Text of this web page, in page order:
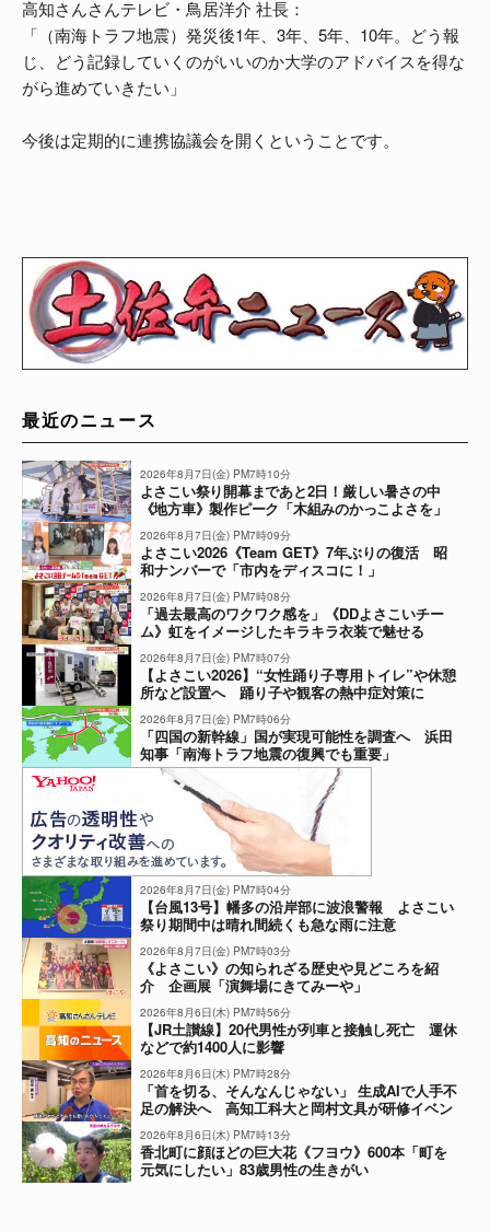
高知さんさんテレビ・鳥居洋介 社長：
「（南海トラフ地震）発災後1年、3年、5年、10年。どう報
じ、どう記録していくのがいいのか大学のアドバイスを得な
がら進めていきたい」
今後は定期的に連携協議会を開くということです。
最近のニュース
2026年8月7日(金) PM7時10分
よさこい祭り開幕まであと2日！厳しい暑さの中
《地方車》製作ピーク「木組みのかっこよさを」
2026年8月7日(金) PM7時09分
よさこい2026《Team GET》7年ぶりの復活 昭
和ナンバーで「市内をディスコに！」
2026年8月7日(金) PM7時08分
「過去最高のワクワク感を」《DDよさこいチー
ム》虹をイメージしたキラキラ衣装で魅せる
2026年8月7日(金) PM7時07分
【よさこい2026】“女性踊り子専用トイレ”や休憩
所など設置へ 踊り子や観客の熱中症対策に
2026年8月7日(金) PM7時06分
「四国の新幹線」国が実現可能性を調査へ 浜田
知事「南海トラフ地震の復興でも重要」
2026年8月7日(金) PM7時04分
【台風13号】幡多の沿岸部に波浪警報 よさこい
祭り期間中は晴れ間続くも急な雨に注意
2026年8月7日(金) PM7時03分
《よさこい》の知られざる歴史や見どころを紹
介 企画展「演舞場にきてみーや」
2026年8月6日(木) PM7時56分
【JR土讃線】20代男性が列車と接触し死亡 運休
などで約1400人に影響
2026年8月6日(木) PM7時28分
「首を切る、そんなんじゃない」 生成AIで人手不
足の解決へ 高知工科大と岡村文具が研修イベン
2026年8月6日(木) PM7時13分
香北町に顔ほどの巨大花《フヨウ》600本「町を
元気にしたい」83歳男性の生きがい